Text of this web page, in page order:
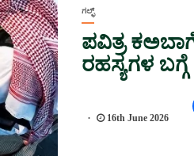
ಗಲ್ಫ್
ಪವಿತ್ರ
ರಹಸ್ಯಗಳ
16th June 2026